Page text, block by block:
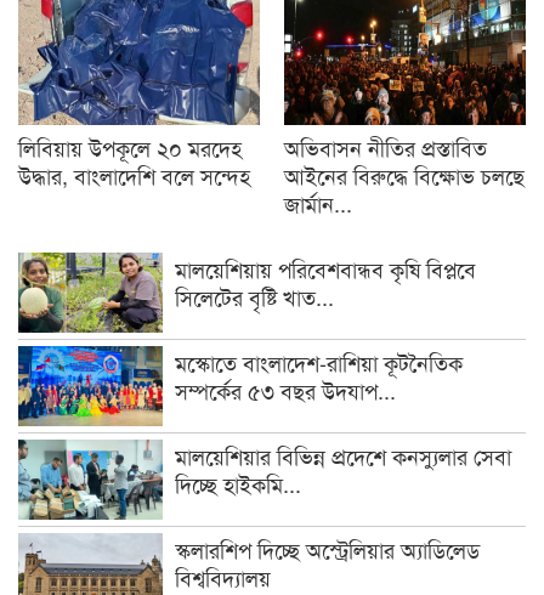
লিবিয়ায় উপকূলে ২০ মরদেহ
উদ্ধার, বাংলাদেশি বলে সন্দেহ
অভিবাসন নীতির প্রস্তাবিত
আইনের বিরুদ্ধে বিক্ষোভ চলছে
জার্মান...
মালয়েশিয়ায় পরিবেশবান্ধব কৃষি বিপ্লবে
সিলেটের বৃষ্টি খাত...
মস্কোতে বাংলাদেশ-রাশিয়া কূটনৈতিক
সম্পর্কের ৫৩ বছর উদযাপ...
মালয়েশিয়ার বিভিন্ন প্রদেশে কনস্যুলার সেবা
দিচ্ছে হাইকমি...
স্কলারশিপ দিচ্ছে অস্ট্রেলিয়ার অ্যাডিলেড
বিশ্ববিদ্যালয়